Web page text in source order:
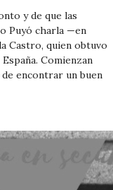
y de que las
Puyó charla —en
Castro, quien obtuvo
Comienzan
encontrar un buen